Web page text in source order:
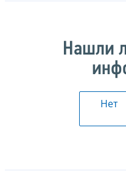
Нашли
Нет